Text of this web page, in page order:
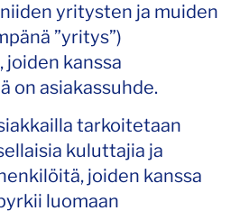
yritysten ja muiden
”yritys”)
kanssa
on asiakassuhde.
tarkoitetaan
kuluttajia ja
joiden kanssa
luomaan